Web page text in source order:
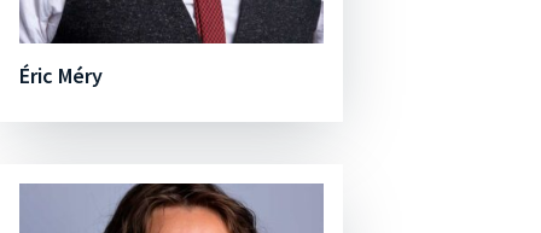
Éric Méry